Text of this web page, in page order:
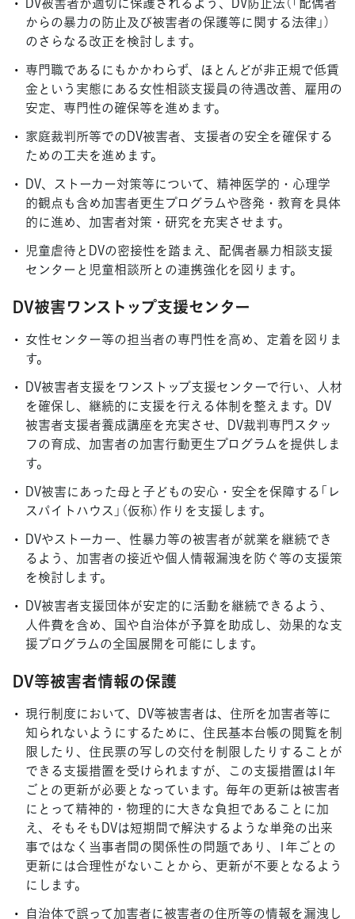
からの暴力の防止及び被害者の保護等に関する法律」）
のさらなる改正を検討します。
専門職であるにもかかわらず、ほとんどが非正規で低賃
金という実態にある女性相談支援員の待遇改善、雇用の
安定、専門性の確保等を進めます。
家庭裁判所等でのDV被害者、支援者の安全を確保する
ための工夫を進めます。
DV、ストーカー対策等について、精神医学的・心理学
的観点も含め加害者更生プログラムや啓発・教育を具体
的に進め、加害者対策・研究を充実させます。
児童虐待とDVの密接性を踏まえ、配偶者暴力相談支援
センターと児童相談所との連携強化を図ります。
DV被害ワンストップ支援センター
女性センター等の担当者の専門性を高め、定着を図りま
す。
DV被害者支援をワンストップ支援センターで行い、人材
を確保し、継続的に支援を行える体制を整えます。DV
被害者支援者養成講座を充実させ、DV裁判専門スタッ
フの育成、加害者の加害行動更生プログラムを提供しま
す。
DV被害にあった母と子どもの安心・安全を保障する「レ
スパイトハウス」（仮称）作りを支援します。
DVやストーカー、性暴力等の被害者が就業を継続でき
るよう、加害者の接近や個人情報漏洩を防ぐ等の支援策
を検討します。
DV被害者支援団体が安定的に活動を継続できるよう、
人件費を含め、国や自治体が予算を助成し、効果的な支
援プログラムの全国展開を可能にします。
DV等被害者情報の保護
現行制度において、DV等被害者は、住所を加害者等に
知られないようにするために、住民基本台帳の閲覧を制
限したり、住民票の写しの交付を制限したりすることが
できる支援措置を受けられますが、この支援措置は1年
ごとの更新が必要となっています。毎年の更新は被害者
にとって精神的・物理的に大きな負担であることに加
え、そもそもDVは短期間で解決するような単発の出来
事ではなく当事者間の関係性の問題であり、1年ごとの
更新には合理性がないことから、更新が不要となるよう
にします。
自治体で誤って加害者に被害者の住所等の情報を漏洩し